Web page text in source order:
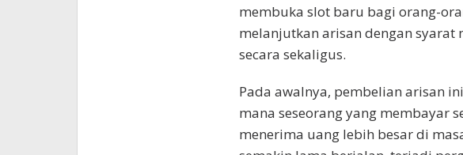
membuka slot baru bagi orang-
melanjutkan arisan dengan syarat
secara sekaligus.
Pada awalnya, pembelian arisan
mana seseorang yang membayar
menerima uang lebih besar di